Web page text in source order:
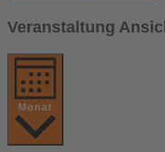
Veranstaltung
Monat